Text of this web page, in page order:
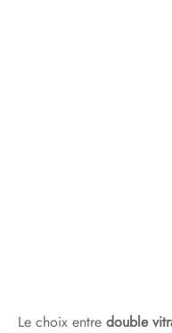
Le choix entre double